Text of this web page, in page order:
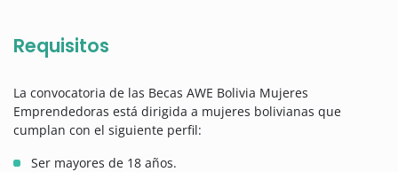
Requisitos
La convocatoria de las Becas AWE Bolivia Mujeres
Emprendedoras está dirigida a mujeres bolivianas que
cumplan con el siguiente perfil:
Ser mayores de 18 años.